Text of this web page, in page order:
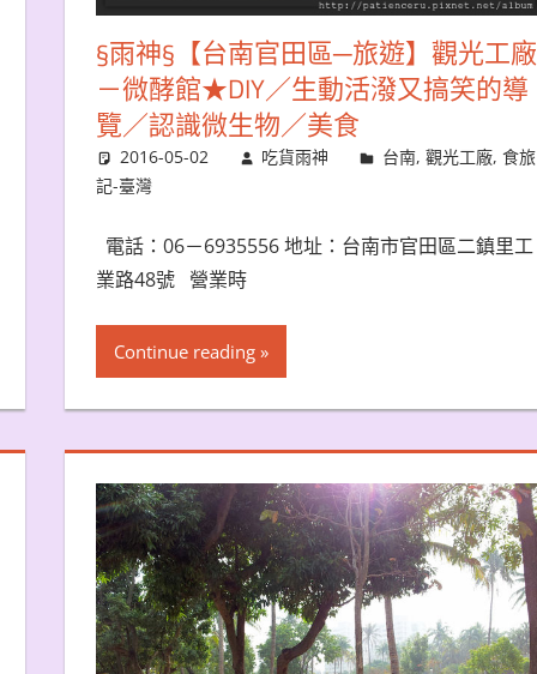
§雨神§【台南官田區─旅遊】觀光工廠
－微酵館★DIY／生動活潑又搞笑的導
覽／認識微生物／美食
2016-05-02 吃貨雨神 台南, 觀光工廠, 食旅
記-臺灣
電話：06－6935556 地址：台南市官田區二鎮里工
業路48號 營業時
Continue reading